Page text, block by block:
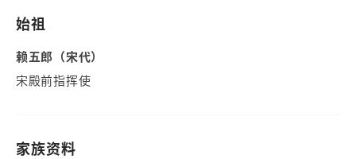
始祖
赖五郎（宋代）
宋殿前指挥使
家族资料